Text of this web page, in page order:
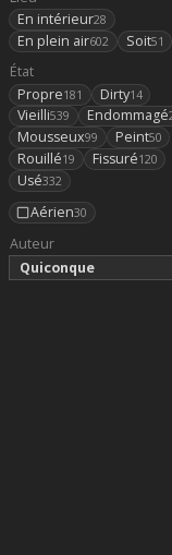
En intérieur28
En plein air602 Soit51
État
Propre181 Dirty14
Vieilli539 Endommagé
Mousseux99 Peint50
Rouillé19 Fissuré120
Usé332
Aérien30
Auteur
Quiconque